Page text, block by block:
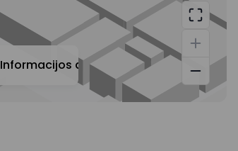
Informacijos apie prekybos centrą